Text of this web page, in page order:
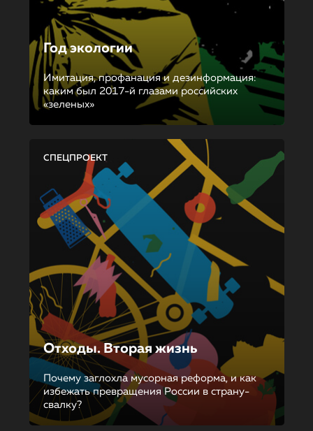
Год экологии
Имитация, профанация и дезинформация:
каким был 2017-й глазами российских
«зеленых»
СПЕЦПРОЕКТ
Отходы. Вторая жизнь
Почему заглохла мусорная реформа, и как
избежать превращения России в страну-
свалку?